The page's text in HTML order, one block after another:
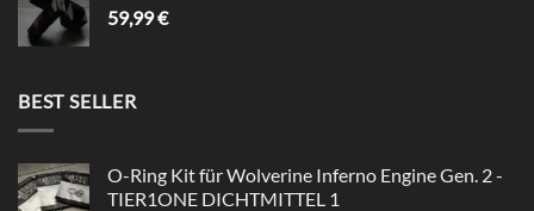
59,99€
BEST SELLER
O-Ring Kit für Wolverine Inferno Engine Gen. 2 -
TIER1ONE DICHTMITTEL 1